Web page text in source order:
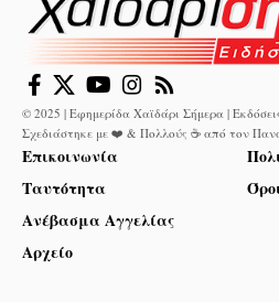
© 2025 | Εφημερίδα Χαϊδάρι Σήμερα |
Σχεδιάστηκε με ❤️ & Πολλούς ☕ από τον
Επικοινωνία
Ταυτότητα
Ανέβασμα Αγγελίας
Αρχείο